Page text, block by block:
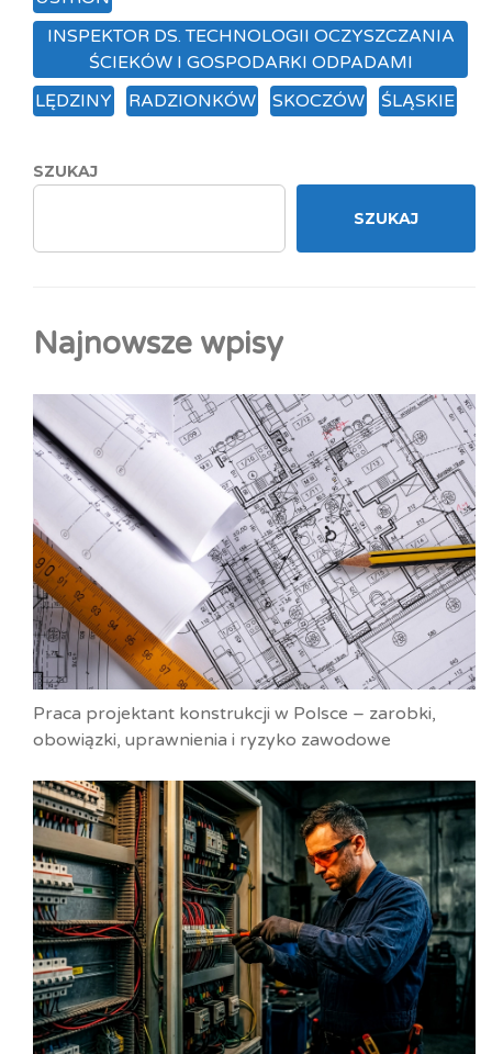
INSPEKTOR DS. TECHNOLOGII OCZYSZCZANIA
ŚCIEKÓW I GOSPODARKI ODPADAMI
LĘDZINY
RADZIONKÓW SKOCZÓW ŚLĄSKIE
SZUKAJ
SZUKAJ
Najnowsze wpisy
Praca projektant konstrukcji w Polsce – zarobki,
obowiązki, uprawnienia i ryzyko zawodowe